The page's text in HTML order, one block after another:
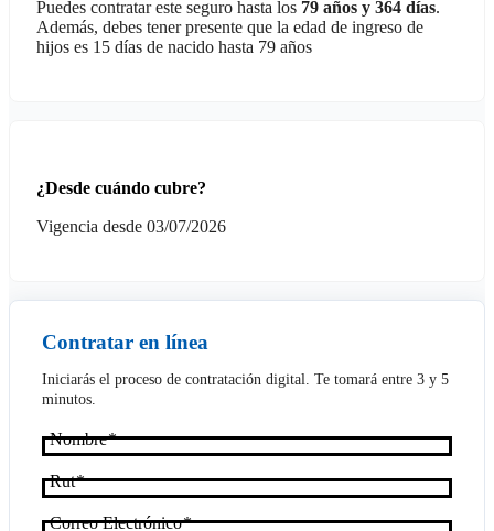
Puedes contratar este seguro hasta los 79 años y 364 días.
Además, debes tener presente que la edad de ingreso de
hijos es 15 días de nacido hasta 79 años
¿Desde cuándo cubre?
Vigencia desde 03/07/2026
Contratar en línea
Iniciarás el proceso de contratación digital. Te tomará entre 3 y 5
minutos.
Nombre
Rut
Correo Electrónico